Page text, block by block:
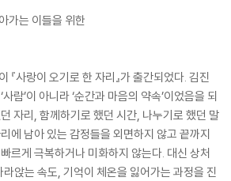
가는 이들을 위한
『사랑이 오기로 한 자리』가 출간되었다. 김진
람’이 아니라 ‘순간과 마음의 약속’이었음을 되
자리, 함께하기로 했던 시간, 나누기로 했던 말
에 남아 있는 감정들을 외면하지 않고 끝까지
르게 극복하거나 미화하지 않는다. 대신 상처
앉는 속도, 기억이 체온을 잃어가는 과정을 진